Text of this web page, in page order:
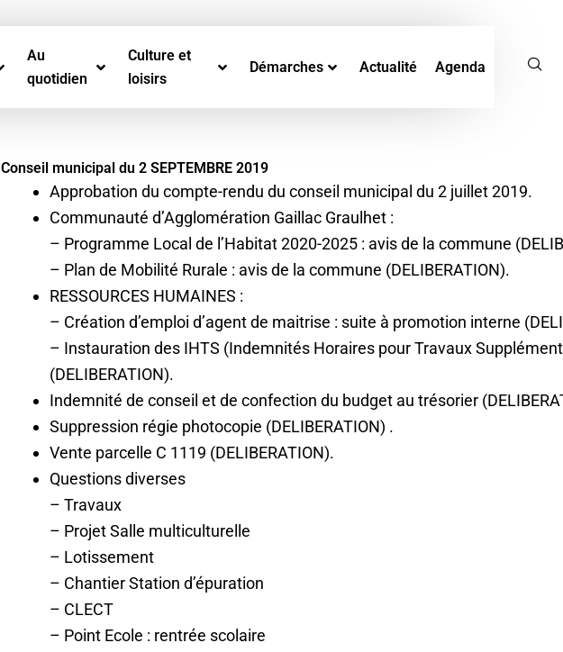
Au
quotidien
Culture et
loisirs
Démarches Actualité Agenda
Conseil municipal du 2 SEPTEMBRE 2019
Approbation du compte-rendu du conseil municipal du 2 juillet 2019.
Communauté d’Agglomération Gaillac Graulhet :
– Programme Local de l’Habitat 2020-2025 : avis de la commune
– Plan de Mobilité Rurale : avis de la commune (DELIBERATION).
RESSOURCES HUMAINES :
– Création d’emploi d’agent de maitrise : suite à promotion interne
– Instauration des IHTS (Indemnités Horaires pour Travaux
(DELIBERATION).
Indemnité de conseil et de confection du budget au trésorier
Suppression régie photocopie (DELIBERATION) .
Vente parcelle C 1119 (DELIBERATION).
Questions diverses
– Travaux
– Projet Salle multiculturelle
– Lotissement
– Chantier Station d’épuration
– CLECT
– Point Ecole : rentrée scolaire